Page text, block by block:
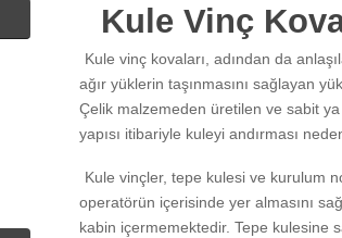
Kule Vinç
Kule vinç kovaları, adından da
ağır yüklerin taşınmasını sağlayan
Çelik malzemeden üretilen ve sabit
yapısı itibariyle kuleyi andırması
Kule vinçler, tepe kulesi ve kurulum
operatörün içerisinde yer almasını
kabin içermemektedir. Tepe kulesine